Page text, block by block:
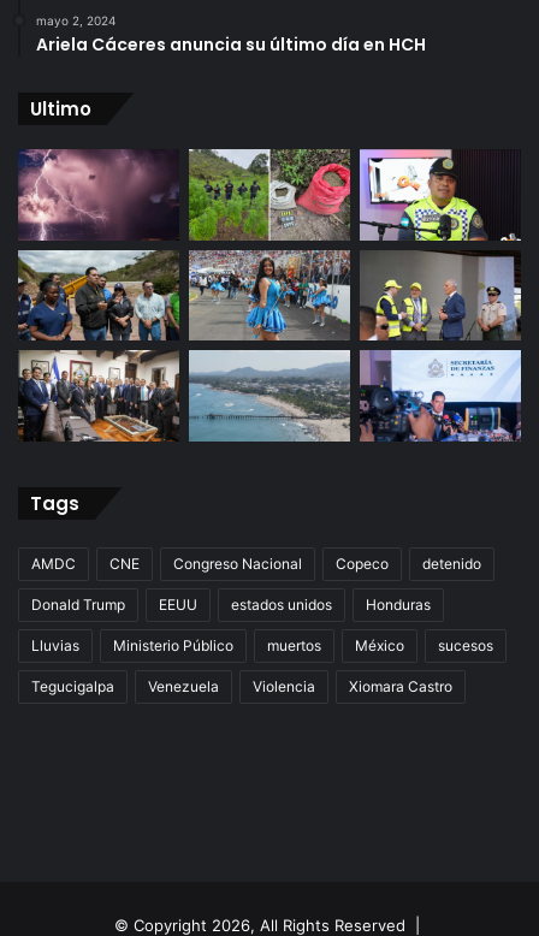
mayo 2, 2024
Ariela Cáceres anuncia su último día en HCH
Ultimo
Tags
AMDC CNE Congreso Nacional Copeco detenido
Donald Trump EEUU estados unidos Honduras
Lluvias Ministerio Público muertos México sucesos
Tegucigalpa Venezuela Violencia Xiomara Castro
© Copyright 2026, All Rights Reserved |